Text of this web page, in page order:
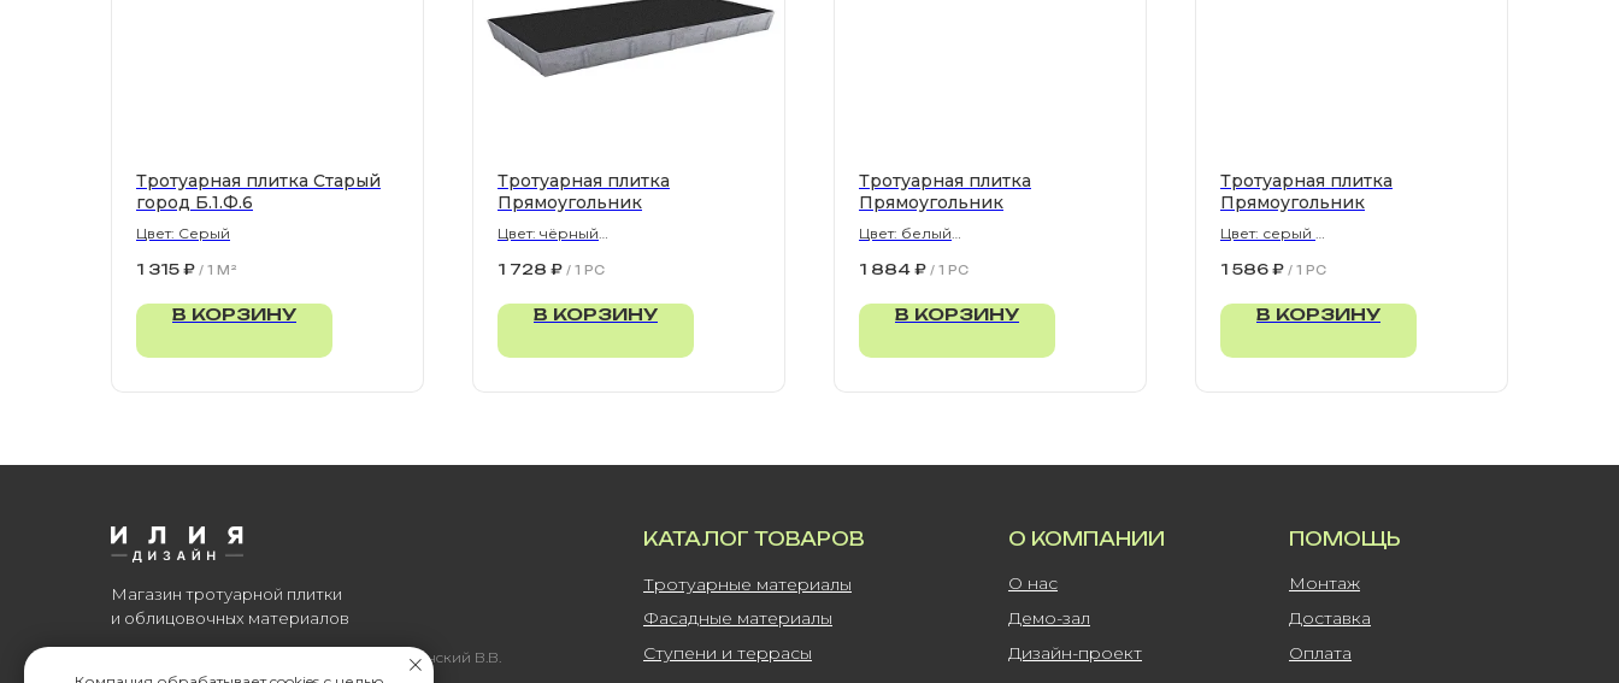
Тротуарная плитка Старый
город Б.1.Ф.6
Цвет: Серый
1 315 ₽ / 1 M²
В КОРЗИНУ
Тротуарная плитка
Прямоугольник
Цвет: чёрный
1 728 ₽ / 1 PC
В КОРЗИНУ
Тротуарная плитка
Прямоугольник
Цвет: белый
1 884 ₽ / 1 PC
В КОРЗИНУ
Тротуарная плитка
Прямоугольник
Цвет: серый
1 586 ₽ / 1 PC
В КОРЗИНУ
Все права защищены. © 2006-2026. ИП Ильинский В.В.
Магазин тротуарной плитки
и облицовочных материалов
КАТАЛОГ ТОВАРОВ
Тротуарные материалы
ПОМОЩЬ
О КОМПАНИИ
Оплата
Доставка
Монтаж
О нас
Дизайн-проект
Ступени и террасы
Фасадные материалы Демо-зал